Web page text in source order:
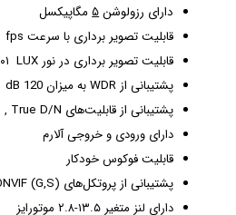
دارای رزولوشن۵مگاپیکسل
قابلیت تصویر برداری با سرعت ۳۰
ofps
قابلیت تصویر برداری در نور ۰/۰۱
oLUX در حالت رنگی
پشتیبانی از WDR به میزان 120 dB
پشتیبانی از قابلیت‌های True D/N ,
و
دارای ورودی و خروجی آلارم
قابلیت فوکوس خودکار
پشتیبانی از پروتکل‌های (ONVIF (G,S ،
دارای لنز متغیر ۱۳.۵-۲.۸ موتورایز